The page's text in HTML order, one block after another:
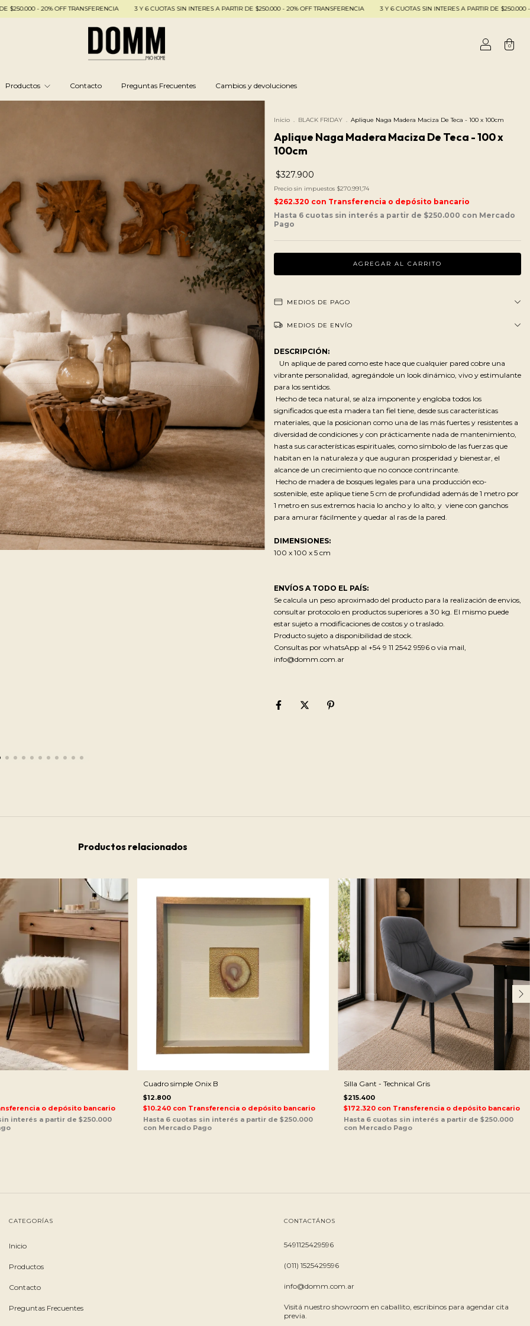
OFF TRANSFERENCIA 3 Y 6 CUOTAS SIN INTERES A PARTIR DE $250.000 - 20% OFF TRANSFERENCIA 3 Y 6 CUOTAS SIN INTERES A PARTIR DE $250.000 - 20% OFF
0
Productos Contacto Preguntas Frecuentes Cambios y devoluciones
Inicio . BLACK FRIDAY . Aplique Naga Madera Maciza De Teca - 100 x 100cm
Aplique Naga Madera Maciza De Teca - 100 x
100cm
$327.900
Precio sin impuestos $270.991,74
$262.320 con Transferencia o depósito bancario
MEDIOS DE PAGO
MEDIOS DE ENVÍO
DESCRIPCIÓN:
Un aplique de pared como este hace que cualquier pared cobre una
vibrante personalidad, agregándole un look dinámico, vivo y estimulante
para los sentidos.
Hecho de teca natural, se alza imponente y engloba todos los
significados que esta madera tan fiel tiene, desde sus características
materiales, que la posicionan como una de las más fuertes y resistentes a
diversidad de condiciones y con prácticamente nada de mantenimiento,
hasta sus características espirituales, como símbolo de las fuerzas que
habitan en la naturaleza y que auguran prosperidad y bienestar, el
alcance de un crecimiento que no conoce contrincante.
Hecho de madera de bosques legales para una producción eco-
sostenible, este aplique tiene 5 cm de profundidad además de 1 metro por
1 metro en sus extremos hacia lo ancho y lo alto, y viene con ganchos
para amurar fácilmente y quedar al ras de la pared.
DIMENSIONES:
100 x 100 x 5 cm
ENVÍOS A TODO EL PAÍS:
Se calcula un peso aproximado del producto para la realización de envios,
consultar protocolo en productos superiores a 30 kg. El mismo puede
estar sujeto a modificaciones de costos y o traslado.
Producto sujeto a disponibilidad de stock.
Consultas por whatsApp al +54 9 11 2542 9596 o via mail,
info@domm.com.ar
Productos relacionados
o depósito bancario
Cuadro simple Onix B
$12.800
$10.240 con Transferencia o depósito bancario
Silla Gant - Technical Gris
$215.400
$172.320 con Transferencia o depósito bancario
CATEGORÍAS
Inicio
Productos
Contacto
Preguntas Frecuentes
CONTACTÁNOS
5491125429596
(011) 1525429596
info@domm.com.ar
Visitá nuestro showroom en caballito, escribinos para agendar cita
previa.